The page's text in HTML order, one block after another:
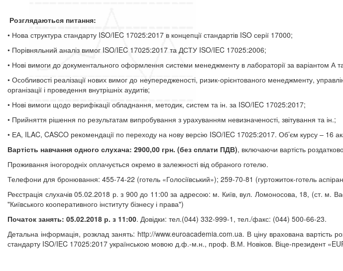
Розглядаються питання:
• Нова структура стандарту ISO/IEC 17025:2017 в концепції стандартів ISO серії 17000;
• Порівняльний аналіз вимог ISO/IEC 17025:2017 та ДСТУ ISO/IEC 17025:2006;
• Нові вимоги до документального оформлення системи менеджменту в лабораторії за варіантом А
• Особливості реалізації нових вимог до неупередженості, ризик-орієнтованого менеджменту,
організації і проведення внутрішніх аудитів;
• Нові вимоги щодо верифікації обладнання, методик, систем та ін. за ISO/IEC 17025:2017;
• Прийняття рішення по результатам випробування з урахуванням невизначеності, звітування та ін.;
• ЕА, ILAC, CASCO рекомендації по переходу на нову версію ISO/IEC 17025:2017. Об’єм курсу – 16
Вартість навчання одного слухача: 2900,00 грн. (без сплати ПДВ), включаючи вартість
Проживання іногородніх оплачується окремо в залежності від обраного готелю.
Телефони для бронювання: 455-74-22 (готель «Голосіївський»); 259-70-81 (гуртожиток-готель
Реєстрація слухачів 05.02.2018 р. з 900 до 11:00 за адресою: м. Київ, вул. Ломоносова, 18, (ст. м.
"Київського кооперативного інституту бізнесу і права")
Початок занять: 05.02.2018 р. з 11:00. Довідки: тел.(044) 332-999-1, тел./факс: (044) 500-66-23.
Детальна інформація, розклад занять: http://www.euroacademia.com.ua. В ціну врахована вартість
стандарту ISO/IEC 17025:2017 українською мовою д.ф.-м.н., проф. В.М. Новіков. Віце-президент